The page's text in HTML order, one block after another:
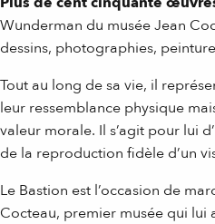
Wunderman du musée Jean
dessins, photographies,
Tout au long de sa vie, il
leur ressemblance physique
valeur morale. Il s’agit pour lui
de la reproduction fidèle d’un
Le Bastion est l’occasion de
Cocteau, premier musée qui lui